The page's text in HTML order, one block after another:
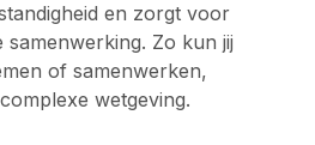
en zorgt voor
samenwerking. Zo kun jij
of samenwerken,
wetgeving.